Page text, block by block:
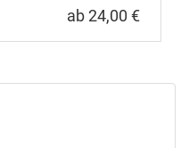
ab 24,00 €